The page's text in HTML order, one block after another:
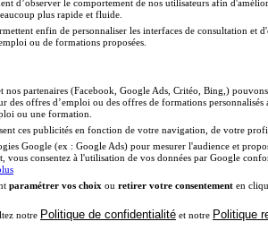
d’observer le comportement de nos utilisateurs afin
plus rapide et fluide.
enfin de personnaliser les interfaces de consultation et
ou de formations proposées.
nos partenaires (Facebook, Google Ads, Critéo, Bing,)
des offres d’emploi ou des offres de formations
ou une formation.
ces publicités en fonction de votre navigation, de votre
Google (ex : Google Ads) pour mesurer l'audience et
vous consentez à l'utilisation de vos données par Google
paramétrer vos choix ou retirer votre consentement en
notre Politique de confidentialité et notre Politique